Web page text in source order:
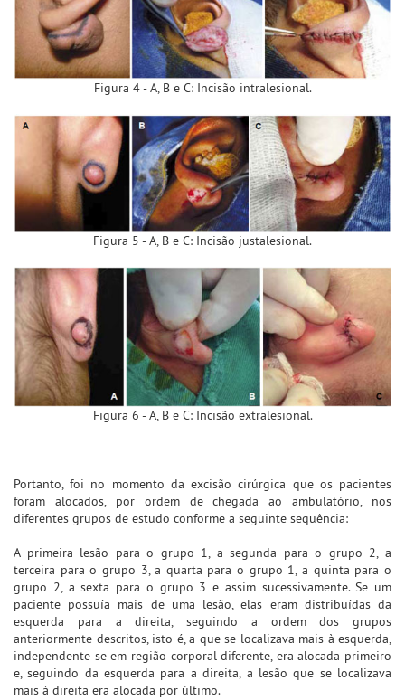
Figura 4 - A, B e C: Incisão intralesional.
Figura 5 - A, B e C: Incisão justalesional.
Figura 6 - A, B e C: Incisão extralesional.
Portanto, foi no momento da excisão cirúrgica que os pacientes
foram alocados, por ordem de chegada ao ambulatório, nos
diferentes grupos de estudo conforme a seguinte sequência:
A primeira lesão para o grupo 1, a segunda para o grupo 2, a
terceira para o grupo 3, a quarta para o grupo 1, a quinta para o
grupo 2, a sexta para o grupo 3 e assim sucessivamente. Se um
paciente possuía mais de uma lesão, elas eram distribuídas da
esquerda para a direita, seguindo a ordem dos grupos
anteriormente descritos, isto é, a que se localizava mais à esquerda,
independente se em região corporal diferente, era alocada primeiro
e, seguindo da esquerda para a direita, a lesão que se localizava
mais à direita era alocada por último.